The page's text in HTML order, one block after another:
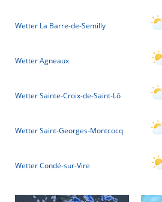
Wetter La Barre-de-Semilly
Wetter Agneaux
Wetter Sainte-Croix-de-Saint-Lô
Wetter Saint-Georges-Montcocq
Wetter Condé-sur-Vire